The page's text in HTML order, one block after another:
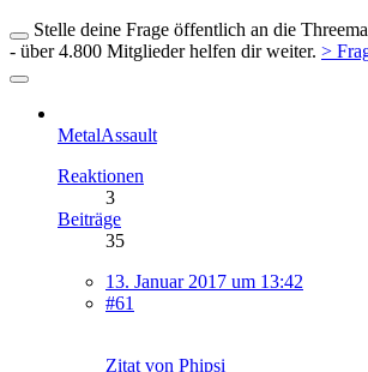
Stelle deine Frage öffentlich an die
- über 4.800 Mitglieder helfen dir weiter. >
MetalAssault
Reaktionen
3
Beiträge
35
13. Januar 2017 um 13:42
#61
Zitat von Phipsi